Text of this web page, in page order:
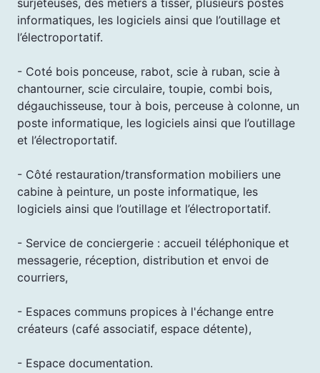
informatiques, les logiciels ainsi que l’outillage et
l’électroportatif.
- Coté bois ponceuse, rabot, scie à ruban, scie à
chantourner, scie circulaire, toupie, combi bois,
dégauchisseuse, tour à bois, perceuse à colonne, un
poste informatique, les logiciels ainsi que l’outillage
et l’électroportatif.
- Côté restauration/transformation mobiliers une
cabine à peinture, un poste informatique, les
logiciels ainsi que l’outillage et l’électroportatif.
- Service de conciergerie : accueil téléphonique et
messagerie, réception, distribution et envoi de
courriers,
- Espaces communs propices à l'échange entre
créateurs (café associatif, espace détente),
- Espace documentation.